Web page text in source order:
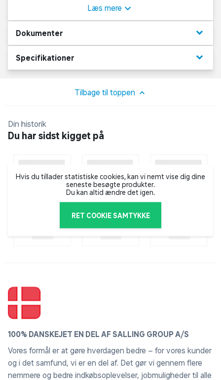
et stilrent look, og det kan monteres både i loftet eller i
væggen, så det vil passe til langt de fleste vinduer.
Gardinerne kan desuden afkortes, så de passer
præcist til målene på dine vinduer. DEBEL touch
plisségardin kan afkortes maks. 5 cm i hver side.
Der er trådløs betjening, alu bagside, indfarvet top- og
Læs mere
Dokumenter keyboard_arrow_down
Specifikationer keyboard_arrow_down
Tilbage til toppen
Din historik
Du har sidst kigget på
Hvis du tillader statistiske cookies, kan vi nemt vise dig dine
seneste besøgte produkter.
Du kan altid ændre det igen.
RET COOKIE SAMTYKKE
100% DANSKEJET EN DEL AF SALLING GROUP A/S
Vores formål er at gøre hverdagen bedre – for vores kunder
og i det samfund, vi er en del af. Det gør vi gennem flere
nemmere og bedre indkøbsoplevelser, jobmuligheder til alle